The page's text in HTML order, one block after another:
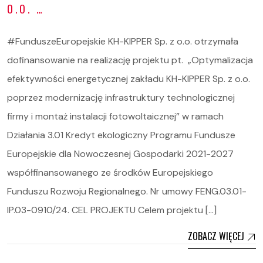
O.O. …
#FunduszeEuropejskie KH-KIPPER Sp. z o.o. otrzymała
dofinansowanie na realizację projektu pt. „Optymalizacja
efektywności energetycznej zakładu KH-KIPPER Sp. z o.o.
poprzez modernizację infrastruktury technologicznej
firmy i montaż instalacji fotowoltaicznej” w ramach
Działania 3.01 Kredyt ekologiczny Programu Fundusze
Europejskie dla Nowoczesnej Gospodarki 2021-2027
współfinansowanego ze środków Europejskiego
Funduszu Rozwoju Regionalnego. Nr umowy FENG.03.01-
IP.03-0910/24. CEL PROJEKTU Celem projektu […]
ZOBACZ WIĘCEJ